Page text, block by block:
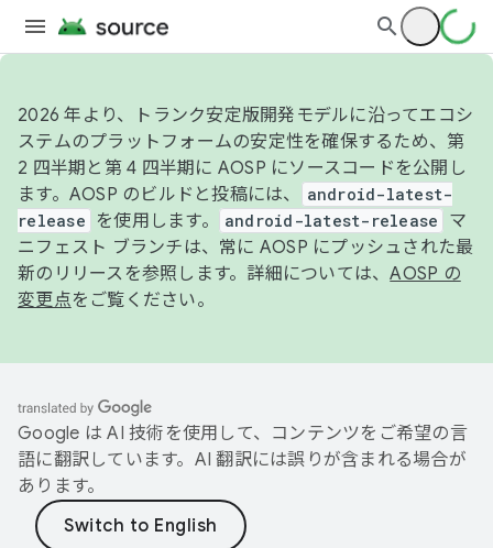
2026 年より、トランク安定版開発モデルに沿ってエコシ
ステムのプラットフォームの安定性を確保するため、第
2 四半期と第 4 四半期に AOSP にソースコードを公開し
ます。AOSP のビルドと投稿には、
android-latest-
release
を使用します。 android-latest-release
マ
ニフェスト ブランチは、常に AOSP にプッシュされた最
新のリリースを参照します。詳細については、AOSP の
変更点をご覧ください。
Google は AI 技術を使用して、コンテンツをご希望の言
語に翻訳しています。AI 翻訳には誤りが含まれる場合が
あります。